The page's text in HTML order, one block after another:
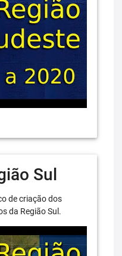
Sul
de criação dos
da Região Sul.